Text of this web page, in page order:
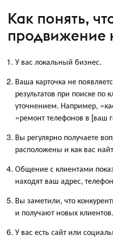
Как понять,
продвижение
У вас локальный бизнес.
Ваша карточка не
результатов при поиске
уточнением. Например,
«ремонт телефонов в [ваш
Вы регулярно получаете
расположены и как вас
Общение с клиентами
находят ваш адрес,
Вы заметили, что
и получают новых клиентов.
У вас есть сайт или